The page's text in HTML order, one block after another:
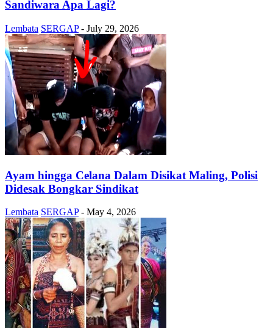
Sandiwara Apa Lagi?
Lembata SERGAP - July 29, 2026
Ayam hingga Celana Dalam Disikat Maling, Polisi
Didesak Bongkar Sindikat
Lembata SERGAP - May 4, 2026